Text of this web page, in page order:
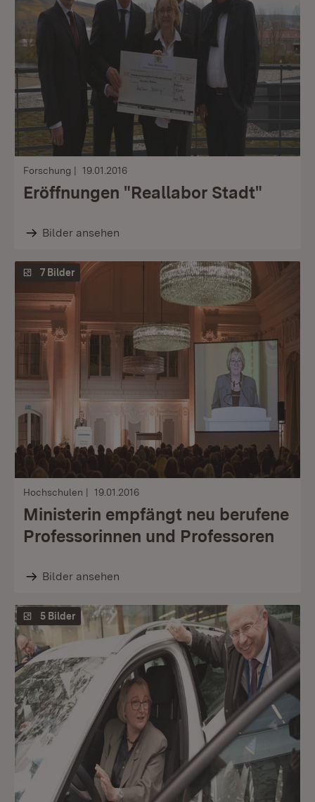
Forschung 19.01.2016
Eröffnungen "Reallabor Stadt"
Bilder ansehen
7 Bilder
Hochschulen 19.01.2016
Ministerin empfängt neu berufene
Professorinnen und Professoren
Bilder ansehen
5 Bilder